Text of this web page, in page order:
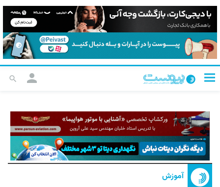
آموزش